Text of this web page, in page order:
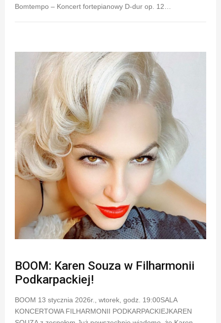
Bomtempo – Koncert fortepianowy D-dur op. 12…
BOOM: Karen Souza w Filharmonii
Podkarpackiej!
BOOM 13 stycznia 2026r., wtorek, godz. 19:00SALA
KONCERTOWA FILHARMONII PODKARPACKIEJKAREN